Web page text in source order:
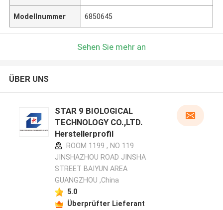
Modellnummer 6850645
Sehen Sie mehr an
ÜBER UNS
STAR 9 BIOLOGICAL
TECHNOLOGY CO.,LTD.
Herstellerprofil
ROOM 1199 , NO 119
JINSHAZHOU ROAD JINSHA
STREET BAIYUN AREA
GUANGZHOU ,China
5.0
Überprüfter Lieferant